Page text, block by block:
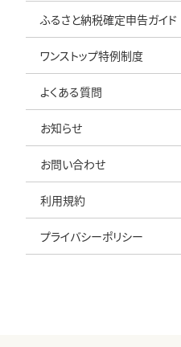
ふるさと納税確定申告ガイド
ワンストップ特例制度
よくある質問
お知らせ
お問い合わせ
利用規約
プライバシーポリシー